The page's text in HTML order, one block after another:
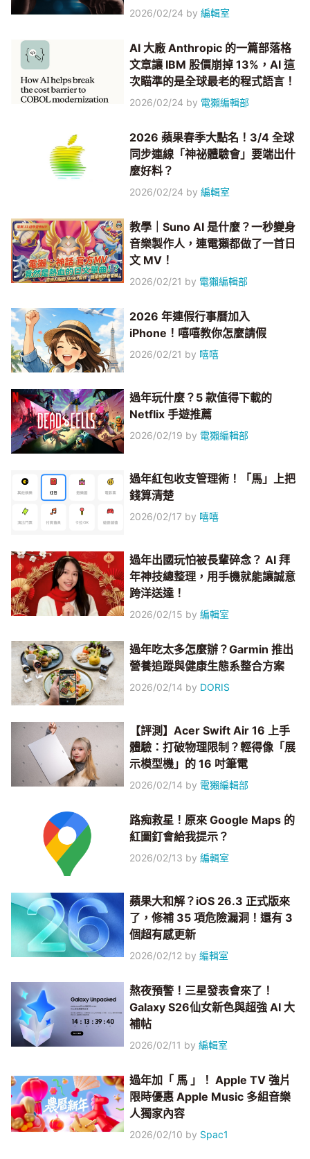
2026/02/24 by編輯室
AI 大廠 Anthropic 的一篇部落格
文章讓 IBM 股價崩掉 13%，AI 這
次瞄準的是全球最老的程式語言！
2026/02/24 by 電獺編輯部
2026 蘋果春季大點名！3/4 全球
同步連線「神祕體驗會」要端出什
麼好料？
2026/02/24 by編輯室
教學｜Suno AI 是什麼？一秒變身
音樂製作人，連電獺都做了一首日
文 MV！
2026/02/21 by 電獺編輯部
2026 年連假行事曆加入
iPhone！嘻嘻教你怎麼請假
2026/02/21 by 嘻嘻
過年玩什麼？5 款值得下載的
Netflix 手遊推薦
2026/02/19 by 電獺編輯部
過年紅包收支管理術！「馬」上把
錢算清楚
2026/02/17 by 嘻嘻
過年出國玩怕被長輩碎念？ AI 拜
年神技總整理，用手機就能讓誠意
跨洋送達！
2026/02/15 by編輯室
過年吃太多怎麼辦？Garmin 推出
營養追蹤與健康生態系整合方案
2026/02/14 by DORIS
【評測】Acer Swift Air 16 上手
體驗：打破物理限制？輕得像「展
示模型機」的 16 吋筆電
2026/02/14 by 電獺編輯部
路痴救星！原來 Google Maps 的
紅圖釘會給我提示？
2026/02/13 by編輯室
蘋果大和解？iOS 26.3 正式版來
了，修補 35 項危險漏洞！還有 3
個超有感更新
2026/02/12 by編輯室
熬夜預警！三星發表會來了！
Galaxy S26仙女新色與超強 AI 大
補帖
2026/02/11 by編輯室
過年加「 馬 」！ Apple TV 強片
限時優惠 Apple Music 多組音樂
人獨家內容
2026/02/10 by Spac1